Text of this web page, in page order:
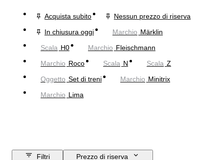
Acquista subito
Nessun prezzo di riserva
In chiusura oggi
Marchio Märklin
Scala H0 Marchio Fleischmann
Marchio Roco Scala N Scala Z
Oggetto Set di treni Marchio Minitrix
Marchio Lima
Filtri
Prezzo di riserva